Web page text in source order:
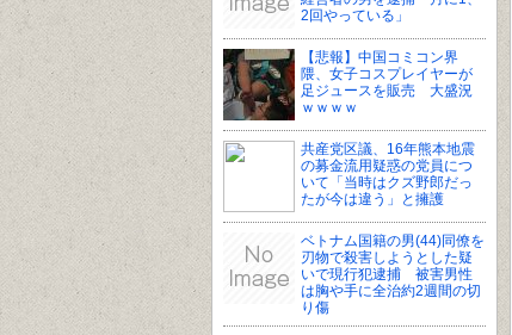
2回やっている」
【悲報】中国コミコン界
隈、女子コスプレイヤーが
足ジュースを販売 大盛況
ｗｗｗｗ
共産党区議、16年熊本地震
の募金流用疑惑の党員につ
いて「当時はクズ野郎だっ
たが今は違う」と擁護
ベトナム国籍の男(44)同僚を
刃物で殺害しようとした疑
いで現行犯逮捕 被害男性
は胸や手に全治約2週間の切
り傷